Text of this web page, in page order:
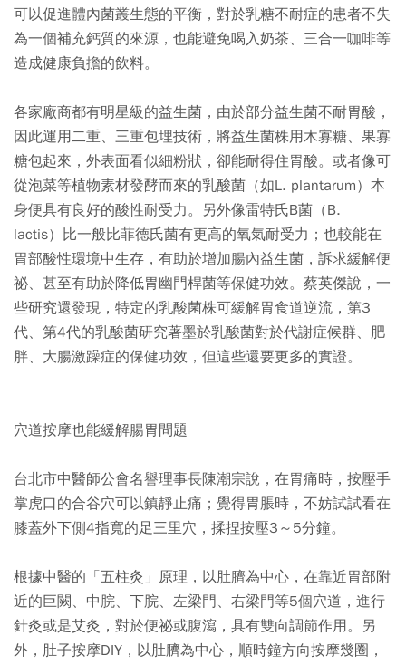
可以促進體內菌叢生態的平衡，對於乳糖不耐症的患者不失
為一個補充鈣質的來源，也能避免喝入奶茶、三合一咖啡等
造成健康負擔的飲料。
各家廠商都有明星級的益生菌，由於部分益生菌不耐胃酸，
因此運用二重、三重包埋技術，將益生菌株用木寡糖、果寡
糖包起來，外表面看似細粉狀，卻能耐得住胃酸。或者像可
從泡菜等植物素材發酵而來的乳酸菌（如L. plantarum）本
身便具有良好的酸性耐受力。另外像雷特氏B菌（B.
lactis）比一般比菲德氏菌有更高的氧氣耐受力；也較能在
胃部酸性環境中生存，有助於增加腸內益生菌，訴求緩解便
祕、甚至有助於降低胃幽門桿菌等保健功效。蔡英傑說，一
些研究還發現，特定的乳酸菌株可緩解胃食道逆流，第3
代、第4代的乳酸菌研究著墨於乳酸菌對於代謝症候群、肥
胖、大腸激躁症的保健功效，但這些還要更多的實證。
穴道按摩也能緩解腸胃問題
台北市中醫師公會名譽理事長陳潮宗說，在胃痛時，按壓手
掌虎口的合谷穴可以鎮靜止痛；覺得胃脹時，不妨試試看在
膝蓋外下側4指寬的足三里穴，揉捏按壓3～5分鐘。
根據中醫的「五柱灸」原理，以肚臍為中心，在靠近胃部附
近的巨闕、中脘、下脘、左梁門、右梁門等5個穴道，進行
針灸或是艾灸，對於便祕或腹瀉，具有雙向調節作用。另
外，肚子按摩DIY，以肚臍為中心，順時鐘方向按摩幾圈，